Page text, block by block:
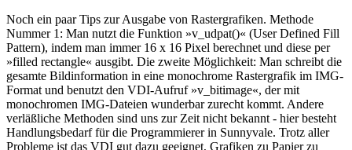
Noch ein paar Tips zur Ausgabe von Rastergrafiken. Methode
Nummer 1: Man nutzt die Funktion »v_udpat()« (User Defined Fill
Pattern), indem man immer 16 x 16 Pixel berechnet und diese per
»filled rectangle« ausgibt. Die zweite Möglichkeit: Man schreibt die
gesamte Bildinformation in eine monochrome Rastergrafik im IMG-
Format und benutzt den VDI-Aufruf »v_bitimage«, der mit
monochromen IMG-Dateien wunderbar zurecht kommt. Andere
verläßliche Methoden sind uns zur Zeit nicht bekannt - hier besteht
Handlungsbedarf für die Programmierer in Sunnyvale. Trotz aller
Probleme ist das VDI gut dazu geeignet, Grafiken zu Papier zu